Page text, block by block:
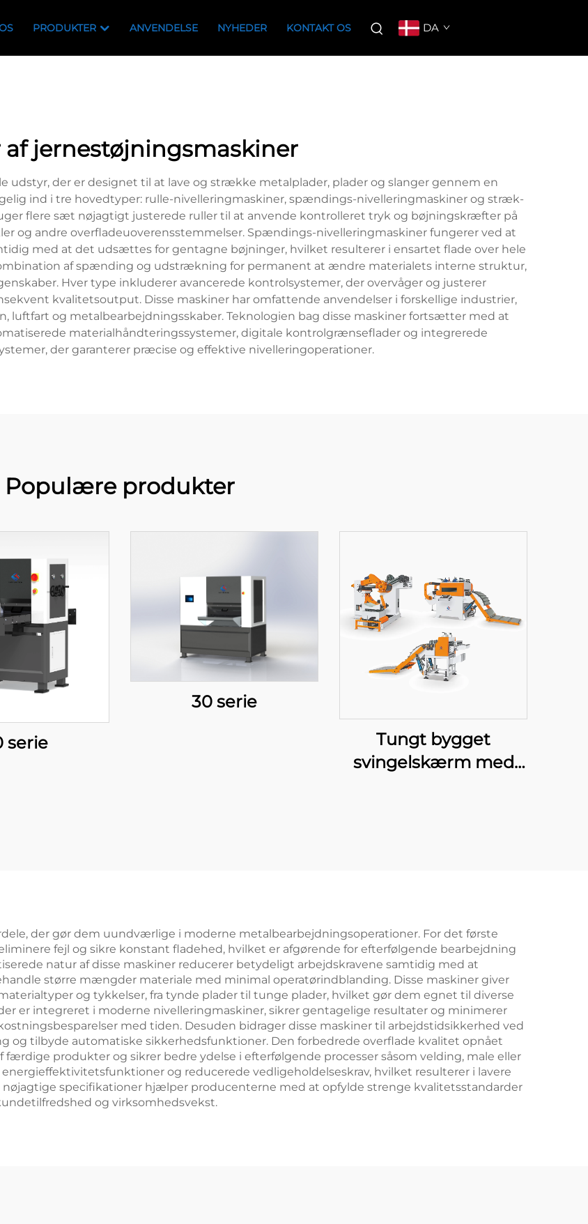
PRODUKTER ANVENDELSE NYHEDER KONTAKT OS DA
af jernestøjningsmaskiner
udstyr, der er designet til at lave og strække metalplader, plader og slanger gennem en
ind i tre hovedtyper: rulle-nivelleringmaskiner, spændings-nivelleringmaskiner og stræk-
flere sæt nøjagtigt justerede ruller til at anvende kontrolleret tryk og bøjningskræfter på
og andre overfladeuoverensstemmelser. Spændings-nivelleringmaskiner fungerer ved at
med at det udsættes for gentagne bøjninger, hvilket resulterer i ensartet flade over hele
af spænding og udstrækning for permanent at ændre materialets interne struktur,
Hver type inkluderer avancerede kontrolsystemer, der overvåger og justerer
kvalitetsoutput. Disse maskiner har omfattende anvendelser i forskellige industrier,
luftfart og metalbearbejdningsskaber. Teknologien bag disse maskiner fortsætter med at
materialhåndteringssystemer, digitale kontrolgrænseflader og integrerede
der garanterer præcise og effektive nivelleringoperationer.
Populære produkter
serie
30 serie
Tungt bygget
svingelskærm med
der gør dem uundværlige i moderne metalbearbejdningsoperationer. For det første
fejl og sikre konstant fladehed, hvilket er afgørende for efterfølgende bearbejdning
natur af disse maskiner reducerer betydeligt arbejdskravene samtidig med at
større mængder materiale med minimal operatørindblanding. Disse maskiner giver
og tykkelser, fra tynde plader til tunge plader, hvilket gør dem egnet til diverse
er integreret i moderne nivelleringmaskiner, sikrer gentagelige resultater og minimerer
med tiden. Desuden bidrager disse maskiner til arbejdstidsikkerhed ved
og tilbyde automatiske sikkerhedsfunktioner. Den forbedrede overflade kvalitet opnået
produkter og sikrer bedre ydelse i efterfølgende processer såsom velding, male eller
og reducerede vedligeholdelseskrav, hvilket resulterer i lavere
specifikationer hjælper producenterne med at opfylde strenge kvalitetsstandarder
og virksomhedsvekst.